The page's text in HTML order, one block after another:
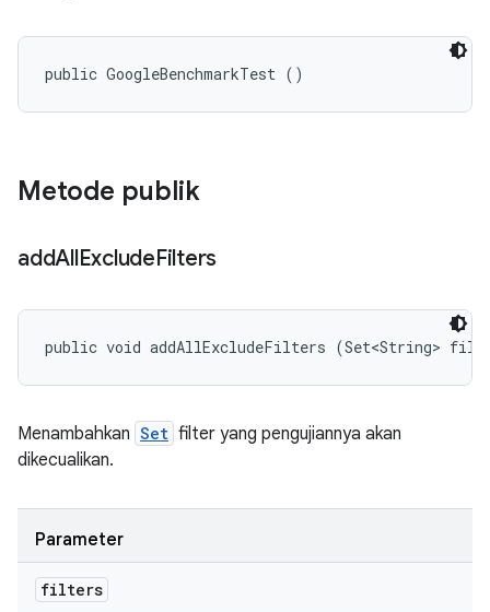
public GoogleBenchmarkTest ()
Metode publik
addAllExcludeFilters
public void addAllExcludeFilters (Set<String>
Menambahkan Set filter yang pengujiannya akan
dikecualikan.
Parameter
filters